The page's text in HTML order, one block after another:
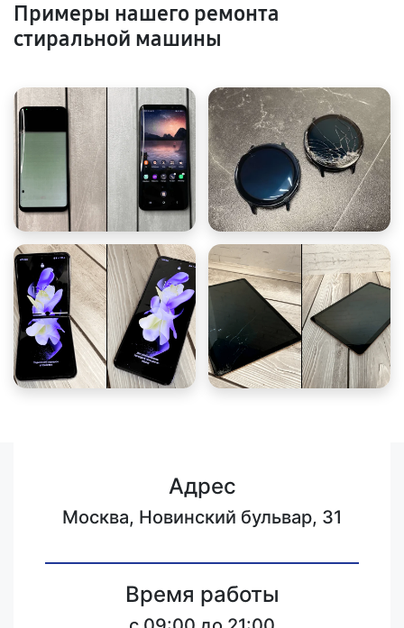
Примеры нашего ремонта
стиральной машины
Адрес
Москва, Новинский бульвар, 31
Время работы